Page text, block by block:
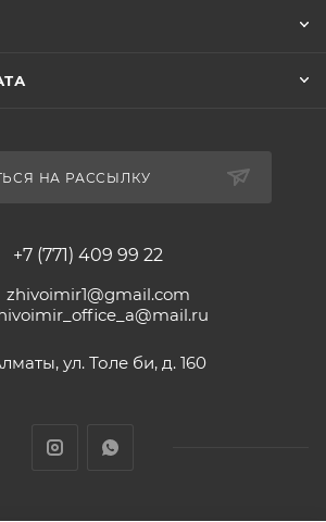
НА РАССЫЛКУ
+7 (771) 409 99 22
zhivoimir1@gmail.com
ул. Толе би, д. 160